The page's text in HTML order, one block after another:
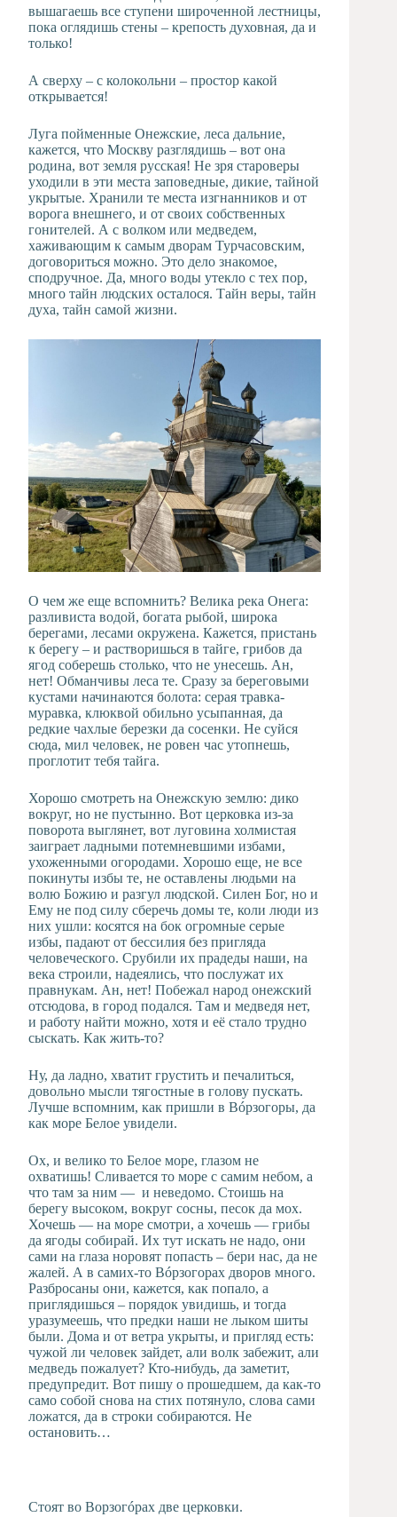
вышагаешь все ступени широченной лестницы,
пока оглядишь стены – крепость духовная, да и
только!
А сверху – с колокольни – простор какой
открывается!
Луга пойменные Онежские, леса дальние,
кажется, что Москву разглядишь – вот она
родина, вот земля русская! Не зря староверы
уходили в эти места заповедные, дикие, тайной
укрытые. Хранили те места изгнанников и от
ворога внешнего, и от своих собственных
гонителей. А с волком или медведем,
хаживающим к самым дворам Турчасовским,
договориться можно. Это дело знакомое,
сподручное. Да, много воды утекло с тех пор,
много тайн людских осталося. Тайн веры, тайн
духа, тайн самой жизни.
О чем же еще вспомнить? Велика река Онега:
разливиста водой, богата рыбой, широка
берегами, лесами окружена. Кажется, пристань
к берегу – и растворишься в тайге, грибов да
ягод соберешь столько, что не унесешь. Ан,
нет! Обманчивы леса те. Сразу за береговыми
кустами начинаются болота: серая травка-
муравка, клюквой обильно усыпанная, да
редкие чахлые березки да сосенки. Не суйся
сюда, мил человек, не ровен час утопнешь,
проглотит тебя тайга.
Хорошо смотреть на Онежскую землю: дико
вокруг, но не пустынно. Вот церковка из-за
поворота выглянет, вот луговина холмистая
заиграет ладными потемневшими избами,
ухоженными огородами. Хорошо еще, не все
покинуты избы те, не оставлены людьми на
волю Божию и разгул людской. Силен Бог, но и
Ему не под силу сберечь домы те, коли люди из
них ушли: косятся на бок огромные серые
избы, падают от бессилия без пригляда
человеческого. Срубили их прадеды наши, на
века строили, надеялись, что послужат их
правнукам. Ан, нет! Побежал народ онежский
отсюдова, в город подался. Там и медведя нет,
и работу найти можно, хотя и её стало трудно
сыскать. Как жить-то?
Ну, да ладно, хватит грустить и печалиться,
довольно мысли тягостные в голову пускать.
Лучше вспомним, как пришли в Вóрзогоры, да
как море Белое увидели.
Ох, и велико то Белое море, глазом не
охватишь! Сливается то море с самим небом, а
что там за ним — и неведомо. Стоишь на
берегу высоком, вокруг сосны, песок да мох.
Хочешь — на море смотри, а хочешь — грибы
да ягоды собирай. Их тут искать не надо, они
сами на глаза норовят попасть – бери нас, да не
жалей. А в самих-то Вóрзогорах дворов много.
Разбросаны они, кажется, как попало, а
приглядишься – порядок увидишь, и тогда
уразумеешь, что предки наши не лыком шиты
были. Дома и от ветра укрыты, и пригляд есть:
чужой ли человек зайдет, али волк забежит, али
медведь пожалует? Кто-нибудь, да заметит,
предупредит. Вот пишу о прошедшем, да как-то
само собой снова на стих потянуло, слова сами
ложатся, да в строки собираются. Не
остановить…
Стоят во Ворзогóрах две церковки.